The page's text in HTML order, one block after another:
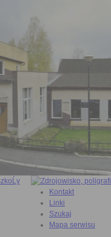
Kontakt
Linki
Szukaj
Mapa serwisu